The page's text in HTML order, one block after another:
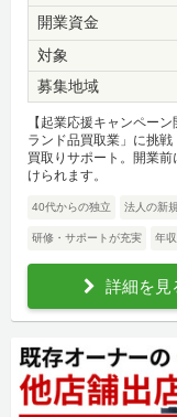
開業資金
対象
募集地域
【起業応援キャンペー
ランド品買取業」に挑
買取りサポート。開業
けられます。
40代からの独立 法人の新
研修・サポートが充実 年
詳細を見